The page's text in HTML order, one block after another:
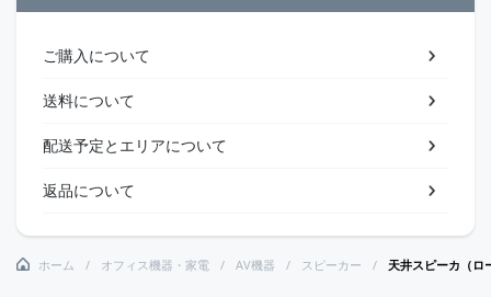
ご購入について
送料について
配送予定とエリアについて
返品について
ホーム オフィス機器・家電 AV機器 スピーカー 天井スピーカ（ロ